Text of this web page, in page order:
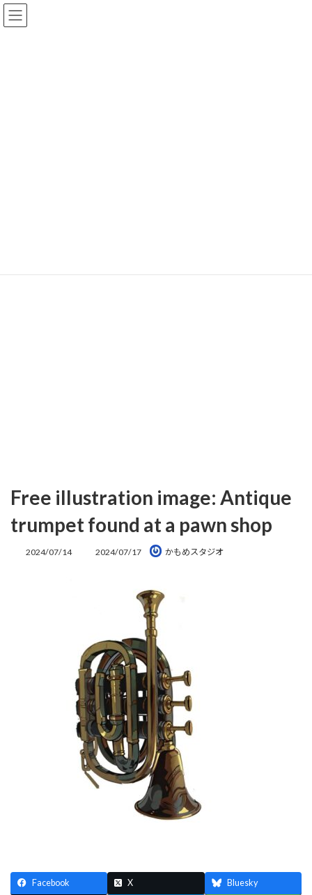
コ
ン
ナ
ビ
Free illustration image: Antique
trumpet found at a pawn shop
2024/07/14
最
2024/07/17 かもめスタジオ
Facebook X Bluesky